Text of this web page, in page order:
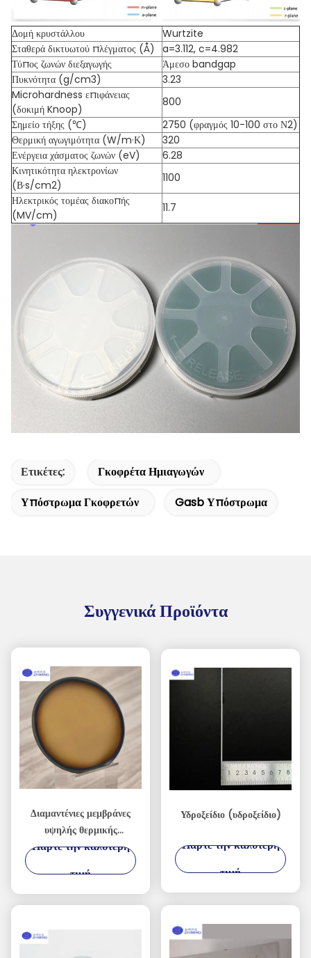
Δομή κρυστάλλου
Wurtzite
Σταθερά δικτυωτού πλέγματος (Å)
a=3.112, c=4.982
Τύπος ζωνών διεξαγωγής
Άμεσο bandgap
Πυκνότητα (g/cm3)
3.23
Microhardness επιφάνειας
(δοκιμή Knoop)
800
Σημείο τήξης (℃)
2750 (φραγμός 10-100 στο Ν2)
Θερμική αγωγιμότητα (W/m·Κ)
320
Ενέργεια χάσματος ζωνών (eV)
6.28
Κινητικότητα ηλεκτρονίων
(Β·s/cm2)
1100
Ηλεκτρικός τομέας διακοπής
(MV/cm)
11.7
Ετικέτες:
Γκοφρέτα Ημιαγωγών
Υπόστρωμα Γκοφρετών
Gasb Υπόστρωμα
Συγγενικά Προϊόντα
Διαμαντένιες μεμβράνες
υψηλής θερμικής
αγωγιμότητας για
Πάρτε την καλύτερη
τιμή
Υδροξείδιο (υδροξείδιο)
Πάρτε την καλύτερη
τιμή